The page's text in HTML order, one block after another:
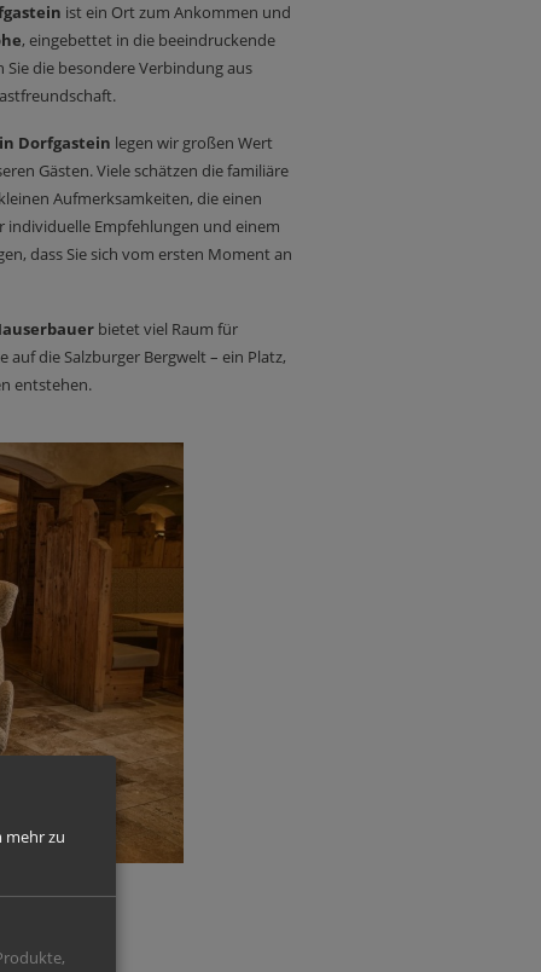
ist ein Ort zum Ankommen und
, eingebettet in die beeindruckende
Sie die besondere Verbindung aus
Dorfgastein legen wir großen Wert
Gästen. Viele schätzen die familiäre
Aufmerksamkeiten, die einen
individuelle Empfehlungen und einem
dass Sie sich vom ersten Moment an
bietet viel Raum für
die Salzburger Bergwelt – ein Platz,
entstehen.
mehr zu